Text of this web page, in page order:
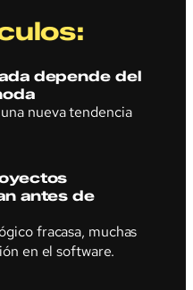
depende del
nueva tendencia
antes de
fracasa, muchas
en el software.